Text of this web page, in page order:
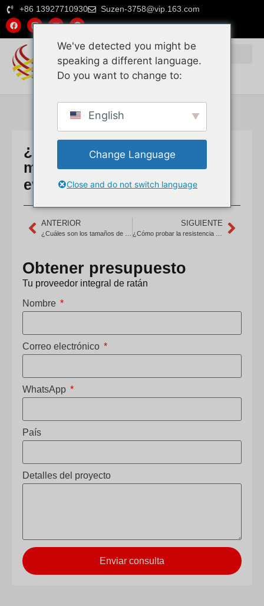
+86 13927710930 Suzen-3758@vip.163.com
¿Cómo solicitar muestras de
mimbre de ratán natural para
evaluación de calidad?
ANTERIOR SIGUIENTE
Obtener presupuesto
Tu proveedor integral de ratán
Nombre
Correo electrónico
WhatsApp
País
Detalles del proyecto
Enviar consulta
We've detected you might be
speaking a different language.
Do you want to change to:
English
Change Language
Close and do not switch language